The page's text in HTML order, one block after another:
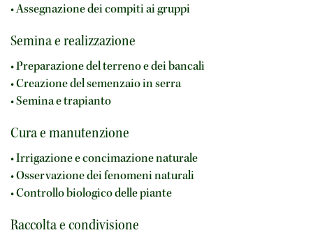
• Assegnazione dei compiti ai gruppi
Semina e realizzazione
• Preparazione del terreno e dei bancali
• Creazione del semenzaio in serra
• Semina e trapianto
Cura e manutenzione
• Irrigazione e concimazione naturale
• Osservazione dei fenomeni naturali
• Controllo biologico delle piante
Raccolta e condivisione